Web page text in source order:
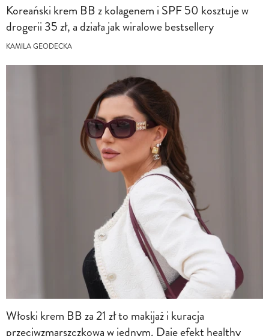
Koreański krem BB z kolagenem i SPF 50 kosztuje w
drogerii 35 zł, a działa jak wiralowe bestsellery
KAMILA GEODECKA
Włoski krem BB za 21 zł to makijaż i kuracja
przeciwzmarszczkowa w jednym. Daje efekt healthy